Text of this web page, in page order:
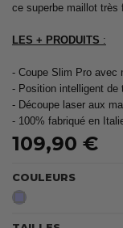
ce superbe maillot très
LES + PRODUITS :
- Coupe Slim Pro avec
- Position intelligent de
- Découpe laser aux
- 100% fabriqué en
109,90 €
COULEURS
Parme